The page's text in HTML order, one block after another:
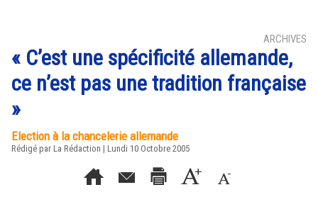
ARCHIVES
« C’est une spécificité allemande,
ce n’est pas une tradition française
»
Election à la chancelerie allemande
Rédigé par La Rédaction | Lundi 10 Octobre 2005